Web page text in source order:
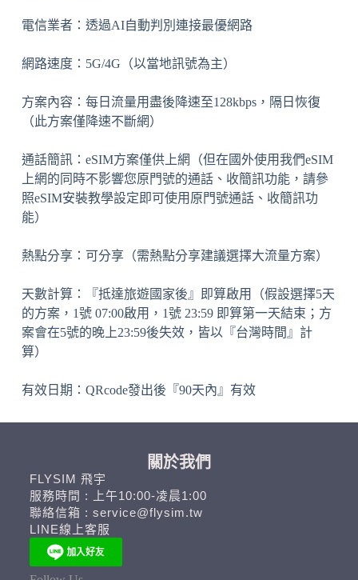
電信業者：透過AI自動判別連接最優網路
網路速度：5G/4G（以當地訊號為主）
方案內容：每日流量用盡後降速至128kbps，隔日恢復
（此方案僅降速不斷網）
通話簡訊：eSIM方案僅供上網（但在國外使用我們eSIM
上網的同時不影響您原門號的通話、收簡訊功能，請參
照eSIM安裝教學設定即可使用原門號通話、收簡訊功
能）
熱點分享：可分享（需熱點分享建議選擇大流量方案）
天數計算：『抵達旅遊國家後』即算啟用（假設選擇5天
的方案，1號 07:00啟用，1號 23:59 即算第一天結束；方
案會在5號的晚上23:59後失效，皆以『台灣時間』計
算）
有效日期：QRcode發出後『90天內』有效
關於我們
FLYSIM 飛宇
服務時間 : 上午10:00-凌晨1:00
聯絡信箱 : service@flysim.tw
LINE線上客服